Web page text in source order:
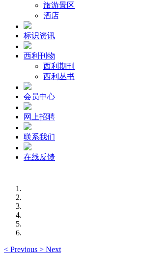
旅游景区
酒店
标识资讯
西利刊物
西利期刊
西利丛书
会员中心
网上招聘
联系我们
在线反馈
< Previous > Next